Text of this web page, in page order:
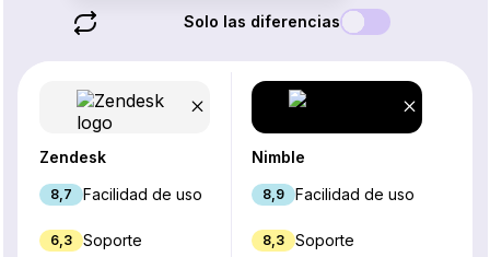
Solo las diferencias
Zendesk
8,7 Facilidad de uso
6,3 Soporte
Nimble
8,9 Facilidad de uso
8,3 Soporte